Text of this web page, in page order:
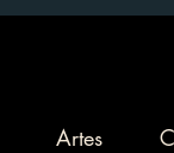
Artes